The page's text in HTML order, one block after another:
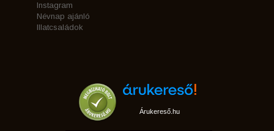
Instagram
Névnap ajánló
Illatcsaládok
Árukereső.hu